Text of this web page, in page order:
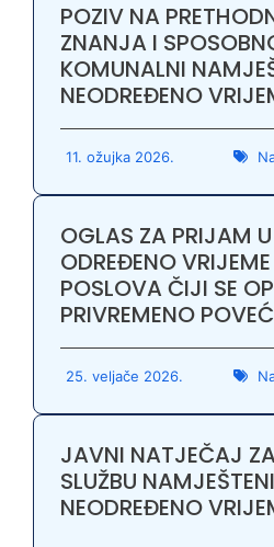
POZIV NA
ZNANJA I
KOMUNALNI
NEODREĐENO
11. ožujka 2026.
OGLAS ZA PRIJAM
ODREĐENO
POSLOVA ČIJI SE
PRIVREMENO
25. veljače 2026.
JAVNI NATJEČAJ
SLUŽBU
NEODREĐENO